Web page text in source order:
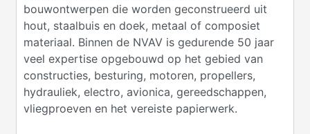
bouwontwerpen die worden geconstrueerd uit
hout, staalbuis en doek, metaal of composiet
materiaal. Binnen de NVAV is gedurende 50 jaar
veel expertise opgebouwd op het gebied van
constructies, besturing, motoren, propellers,
hydrauliek, electro, avionica, gereedschappen,
vliegproeven en het vereiste papierwerk.